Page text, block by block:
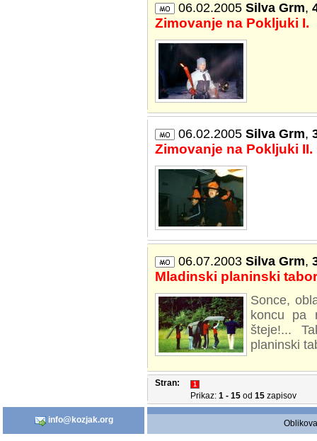
06.02.2005 Silva Grm,
Zimovanje na Pokljuki I.
06.02.2005 Silva Grm,
Zimovanje na Pokljuki II.
06.07.2003 Silva Grm,
Mladinski planinski
Sonce,
koncu pa
šteje!...
planinski
Stran: 1
Prikaz: 1 - 15 od 15 zapisov
info@kozjak.org